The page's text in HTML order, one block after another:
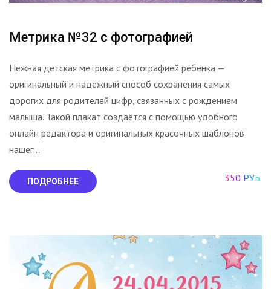
Метрика №32 с фотографией
Нежная детская метрика с фотографией ребенка —
оригинальный и надежный способ сохранения самых
дорогих для родителей цифр, связанных с рождением
малыша. Такой плакат создаётся с помощью удобного
онлайн редактора и оригинальных красочных шаблонов
нашег...
ПОДРОБНЕЕ 350 РУБ.